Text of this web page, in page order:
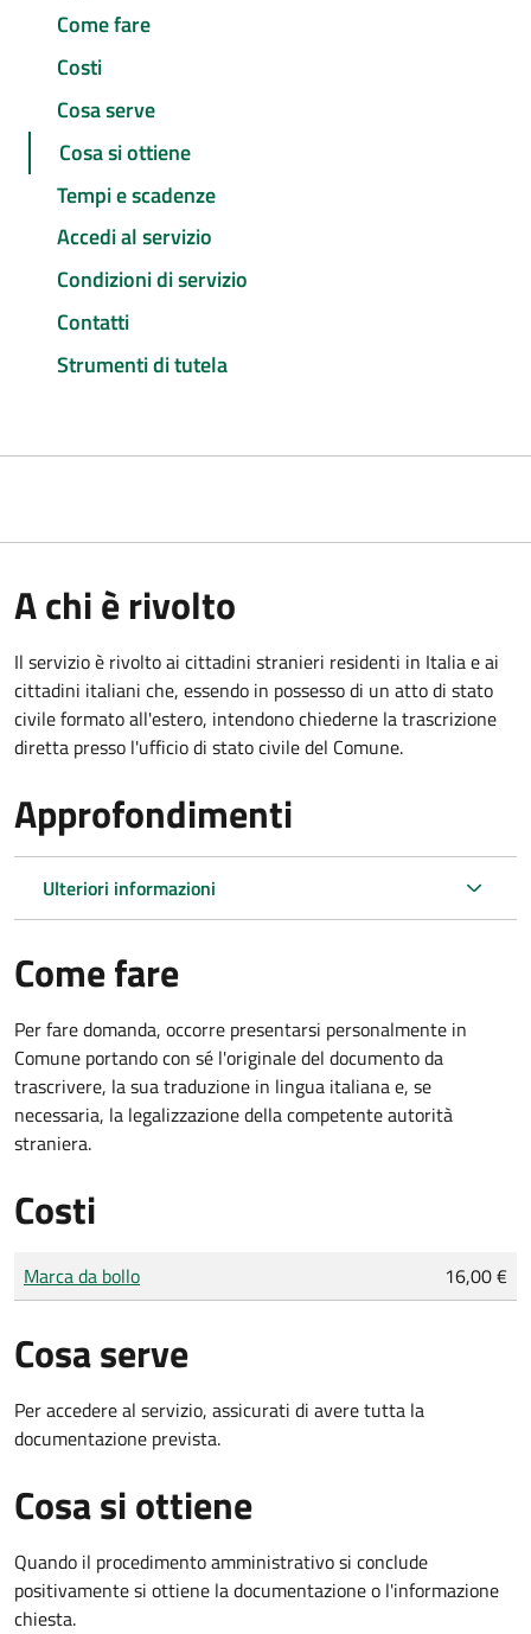
Come fare
Costi
Cosa serve
Cosa si ottiene
Tempi e scadenze
Accedi al servizio
Condizioni di servizio
Contatti
Strumenti di tutela
A chi è rivolto
Il servizio è rivolto ai cittadini stranieri residenti in Italia e ai
cittadini italiani che, essendo in possesso di un atto di stato
civile formato all'estero, intendono chiederne la trascrizione
diretta presso l'ufficio di stato civile del Comune.
Approfondimenti
Ulteriori informazioni
Come fare
Per fare domanda, occorre presentarsi personalmente in
Comune portando con sé l'originale del documento da
trascrivere, la sua traduzione in lingua italiana e, se
necessaria, la legalizzazione della competente autorità
straniera.
Costi
Tipo di pagamento
Importo
Marca da bollo 16,00 €
Cosa serve
Per accedere al servizio, assicurati di avere tutta la
documentazione prevista.
Cosa si ottiene
Quando il procedimento amministrativo si conclude
positivamente si ottiene la documentazione o l'informazione
chiesta.